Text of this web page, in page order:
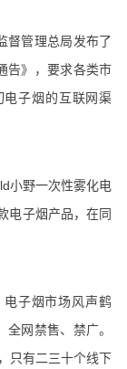
督管理总局发布了
告》，要求各类市
子烟的互联网渠
小野一次性雾化电
电子烟产品，在同
电子烟市场风声鹤
网禁售、禁广。
只有二三十个线下